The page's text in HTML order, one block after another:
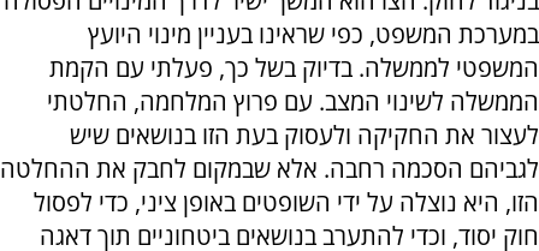
במערכת המשפט, כפי שראינו בעניין מינוי היועץ
המשפטי לממשלה. בדיוק בשל כך, פעלתי עם הקמת
הממשלה לשינוי המצב. עם פרוץ המלחמה, החלטתי
לעצור את החקיקה ולעסוק בעת הזו בנושאים שיש
לגביהם הסכמה רחבה. אלא שבמקום לחבק את ההחלטה
הזו, היא נוצלה על ידי השופטים באופן ציני, כדי לפסול
חוק יסוד, וכדי להתערב בנושאים ביטחוניים תוך דאגה